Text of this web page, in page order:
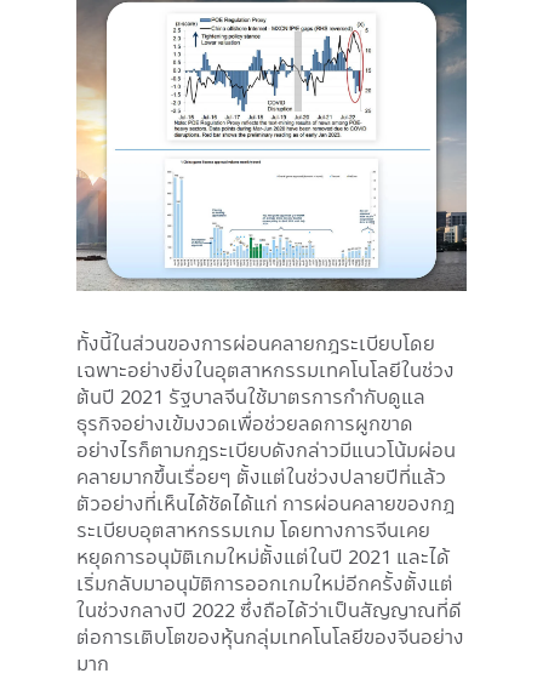
ทั้งนี้ในส่วนของการผ่อนคลายกฎระเบียบโดย
เฉพาะอย่างยิ่งในอุตสาหกรรมเทคโนโลยีในช่วง
ต้นปี 2021 รัฐบาลจีนใช้มาตรการกำกับดูแล
ธุรกิจอย่างเข้มงวดเพื่อช่วยลดการผูกขาด
อย่างไรก็ตามกฎระเบียบดังกล่าวมีแนวโน้มผ่อน
คลายมากขึ้นเรื่อยๆ ตั้งแต่ในช่วงปลายปีที่แล้ว
ตัวอย่างที่เห็นได้ชัดได้แก่ การผ่อนคลายของกฎ
ระเบียบอุตสาหกรรมเกม โดยทางการจีนเคย
หยุดการอนุมัติเกมใหม่ตั้งแต่ในปี 2021 และได้
เริ่มกลับมาอนุมัติการออกเกมใหม่อีกครั้งตั้งแต่
ในช่วงกลางปี 2022 ซึ่งถือได้ว่าเป็นสัญญาณที่ดี
ต่อการเติบโตของหุ้นกลุ่มเทคโนโลยีของจีนอย่าง
มาก